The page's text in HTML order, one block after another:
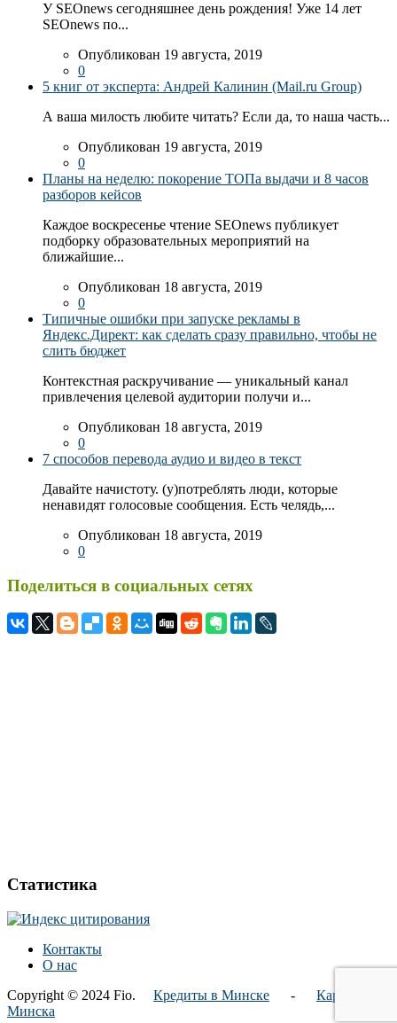
У SEOnews сегодняшнее день рождения! Уже 14 лет
SEOnews по...
Опубликован 19 августа, 2019
0
5 книг от эксперта: Андрей Калинин (Mail.ru Group)
А ваша милость любите читать? Если да, то наша часть...
Опубликован 19 августа, 2019
0
Планы на неделю: покорение ТОПа выдачи и 8 часов
разборов кейсов
Каждое воскресенье чтение SEOnews публикует
подборку образовательных мероприятий на
ближайшие...
Опубликован 18 августа, 2019
0
Типичные ошибки при запуске рекламы в
Яндекс.Директ: как сделать сразу правильно, чтобы не
слить бюджет
Контекстная раскручивание — уникальный канал
привлечения целевой аудитории получи и...
Опубликован 18 августа, 2019
0
7 способов перевода аудио и видео в текст
Давайте начистоту. (у)потреблять люди, которые
ненавидят голосовые сообщения. Есть челядь,...
Опубликован 18 августа, 2019
0
Поделиться в социальных сетях
Статистика
Контакты
О нас
Copyright © 2024 Fio. Кредиты в Минске - Карта
Минска